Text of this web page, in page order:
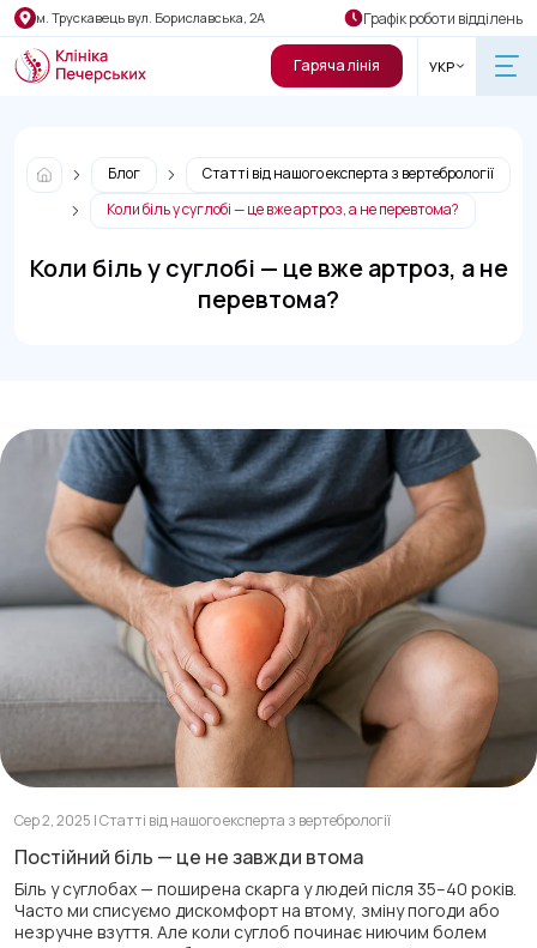
м. Трускавець вул. Бориславська, 2А Графік роботи відділень
Гаряча лінія УКР
Блог
Статті від нашого експерта з вертебрології
Коли біль у суглобі — це вже артроз, а не перевтома?
Коли біль у суглобі — це вже артроз, а не
перевтома?
Сер 2, 2025 | Статті від нашого експерта з вертебрології
Постійний біль — це не завжди втома
Біль у суглобах — поширена скарга у людей після 35–40 років.
Часто ми списуємо дискомфорт на втому, зміну погоди або
незручне взуття. Але коли суглоб починає ниючим болем